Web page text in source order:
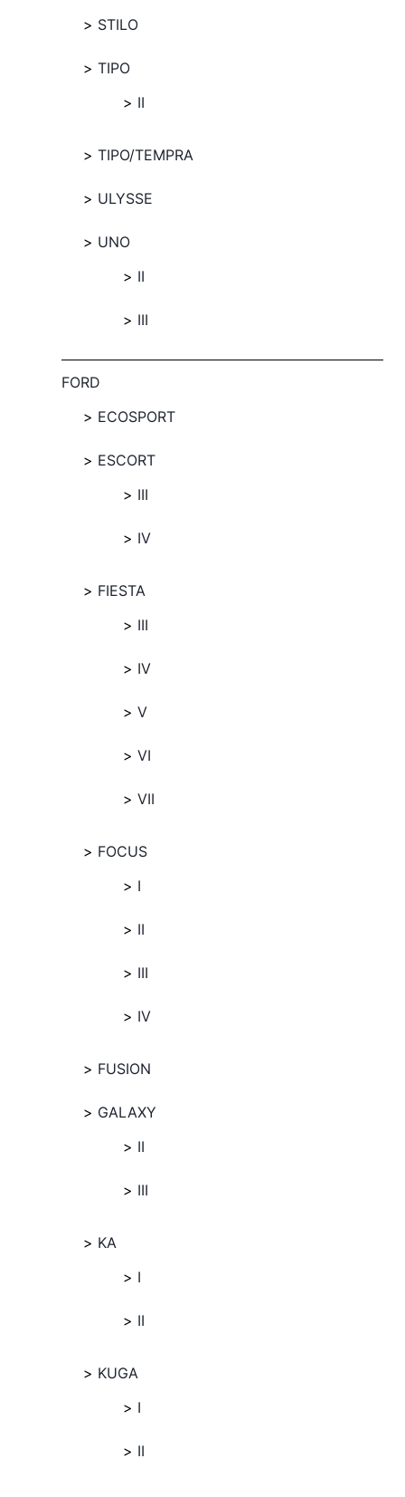
STILO
TIPO
II
TIPO/TEMPRA
ULYSSE
UNO
II
III
FORD
ECOSPORT
ESCORT
III
IV
FIESTA
III
IV
V
VI
VII
FOCUS
I
II
III
IV
FUSION
GALAXY
II
III
KA
I
II
KUGA
I
II